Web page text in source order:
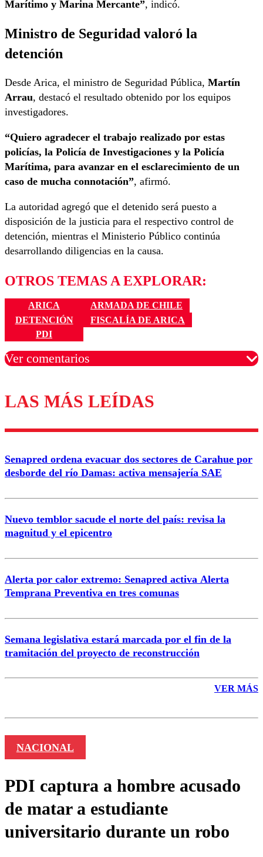
Marítimo y Marina Mercante”, indicó.
Ministro de Seguridad valoró la
detención
Desde Arica, el ministro de Seguridad Pública, Martín
Arrau, destacó el resultado obtenido por los equipos
investigadores.
“Quiero agradecer el trabajo realizado por estas
policías, la Policía de Investigaciones y la Policía
Marítima, para avanzar en el esclarecimiento de un
caso de mucha connotación”, afirmó.
La autoridad agregó que el detenido será puesto a
disposición de la justicia para el respectivo control de
detención, mientras el Ministerio Público continúa
desarrollando diligencias en la causa.
OTROS TEMAS A EXPLORAR:
ARICA
ARMADA DE CHILE
DETENCIÓN
FISCALÍA DE ARICA
PDI
Ver comentarios
Los comentarios son moderados para garantizar un
diálogo respetuoso.
Correo
LAS MÁS LEÍDAS
Senapred ordena evacuar dos sectores de Carahue por
desborde del río Damas: activa mensajería SAE
Nuevo temblor sacude el norte del país: revisa la
magnitud y el epicentro
Alerta por calor extremo: Senapred activa Alerta
Temprana Preventiva en tres comunas
Semana legislativa estará marcada por el fin de la
tramitación del proyecto de reconstrucción
VER MÁS
NACIONAL
PDI captura a hombre acusado
de matar a estudiante
universitario durante un robo